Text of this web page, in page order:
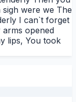
were we The
I can`t forget
opened
lips, You took